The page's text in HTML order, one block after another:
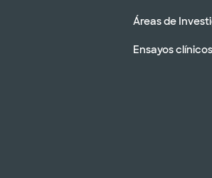
Áreas de
Ensayos clínicos